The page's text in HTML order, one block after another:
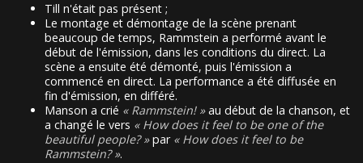
Till n'était pas présent ;
Le montage et démontage de la scène prenant
beaucoup de temps, Rammstein a performé avant le
début de l'émission, dans les conditions du direct. La
scène a ensuite été démonté, puis l'émission a
commencé en direct. La performance a été diffusée en
fin d'émission, en différé.
Manson a crié
Rammstein! au début de la chanson, et
a changé le vers
How does it feel to be one of the
beautiful people? par
How does it feel to be
Rammstein? .